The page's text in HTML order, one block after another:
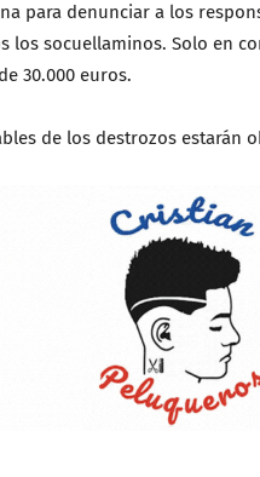
para denunciar a los
los socuellaminos. Solo en
30.000 euros.
de los destrozos estarán